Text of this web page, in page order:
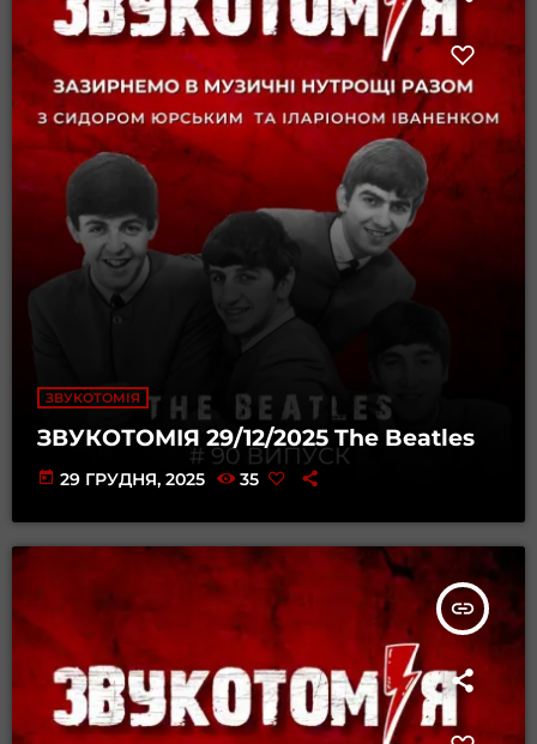
ЗВУКОТОМІЯ
ЗВУКОТОМІЯ 29/12/2025 The Beatles
today 29 ГРУДНЯ, 2025 35
insert_link